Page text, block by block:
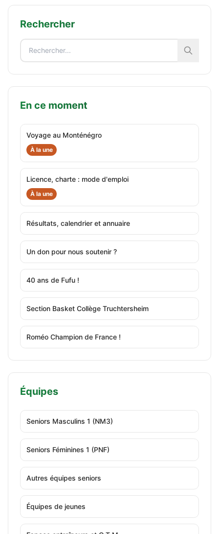
Rechercher
En ce moment
Voyage au Monténégro
À la une
Licence, charte : mode d'emploi
À la une
Résultats, calendrier et annuaire
Un don pour nous soutenir ?
40 ans de Fufu !
Section Basket Collège Truchtersheim
Roméo Champion de France !
Équipes
Seniors Masculins 1 (NM3)
Seniors Féminines 1 (PNF)
Autres équipes seniors
Équipes de jeunes